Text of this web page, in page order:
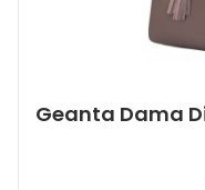
Geanta Dama